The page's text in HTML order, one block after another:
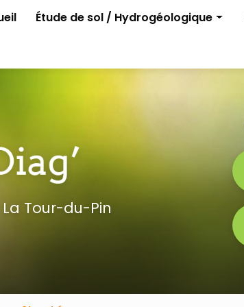
Étude de sol / Hydrogéologique
Permis d'aménager
Tour-du-Pin